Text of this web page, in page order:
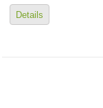
Details